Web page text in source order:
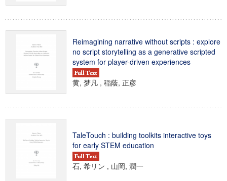
Reimagining narrative without scripts : explore
no script storytelling as a generative scripted
system for player-driven experiences
黄, 梦凡 , 稲蔭, 正彦
TaleTouch : building toolkits interactive toys
for early STEM education
石, 希リン , 山岡, 潤一